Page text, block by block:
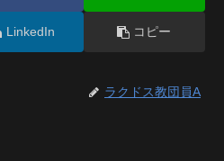
LinkedIn コピー
ラクドス教団員A